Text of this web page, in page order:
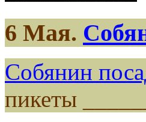
6 Мая.
Собянин
пикеты